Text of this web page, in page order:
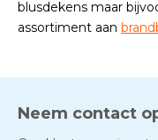
blusdekens maar
assortiment aan
Neem contact